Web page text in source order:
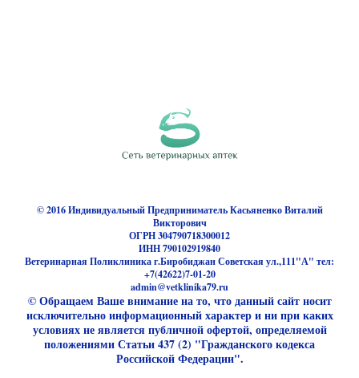
© 2016 Индивидуальный Предприниматель Касьяненко Виталий
Викторович
ОГРН 304790718300012
ИНН 790102919840
Ветеринарная Поликлиника г.Биробиджан Советская ул.,111"А" тел:
+7(42622)7-01-20
admin@vetklinika79.ru
© Обращаем Ваше внимание на то, что данный сайт носит
исключительно информационный характер и ни при каких
условиях не является публичной офертой, определяемой
положениями Статьи 437 (2) "Гражданского кодекса
Российской Федерации".